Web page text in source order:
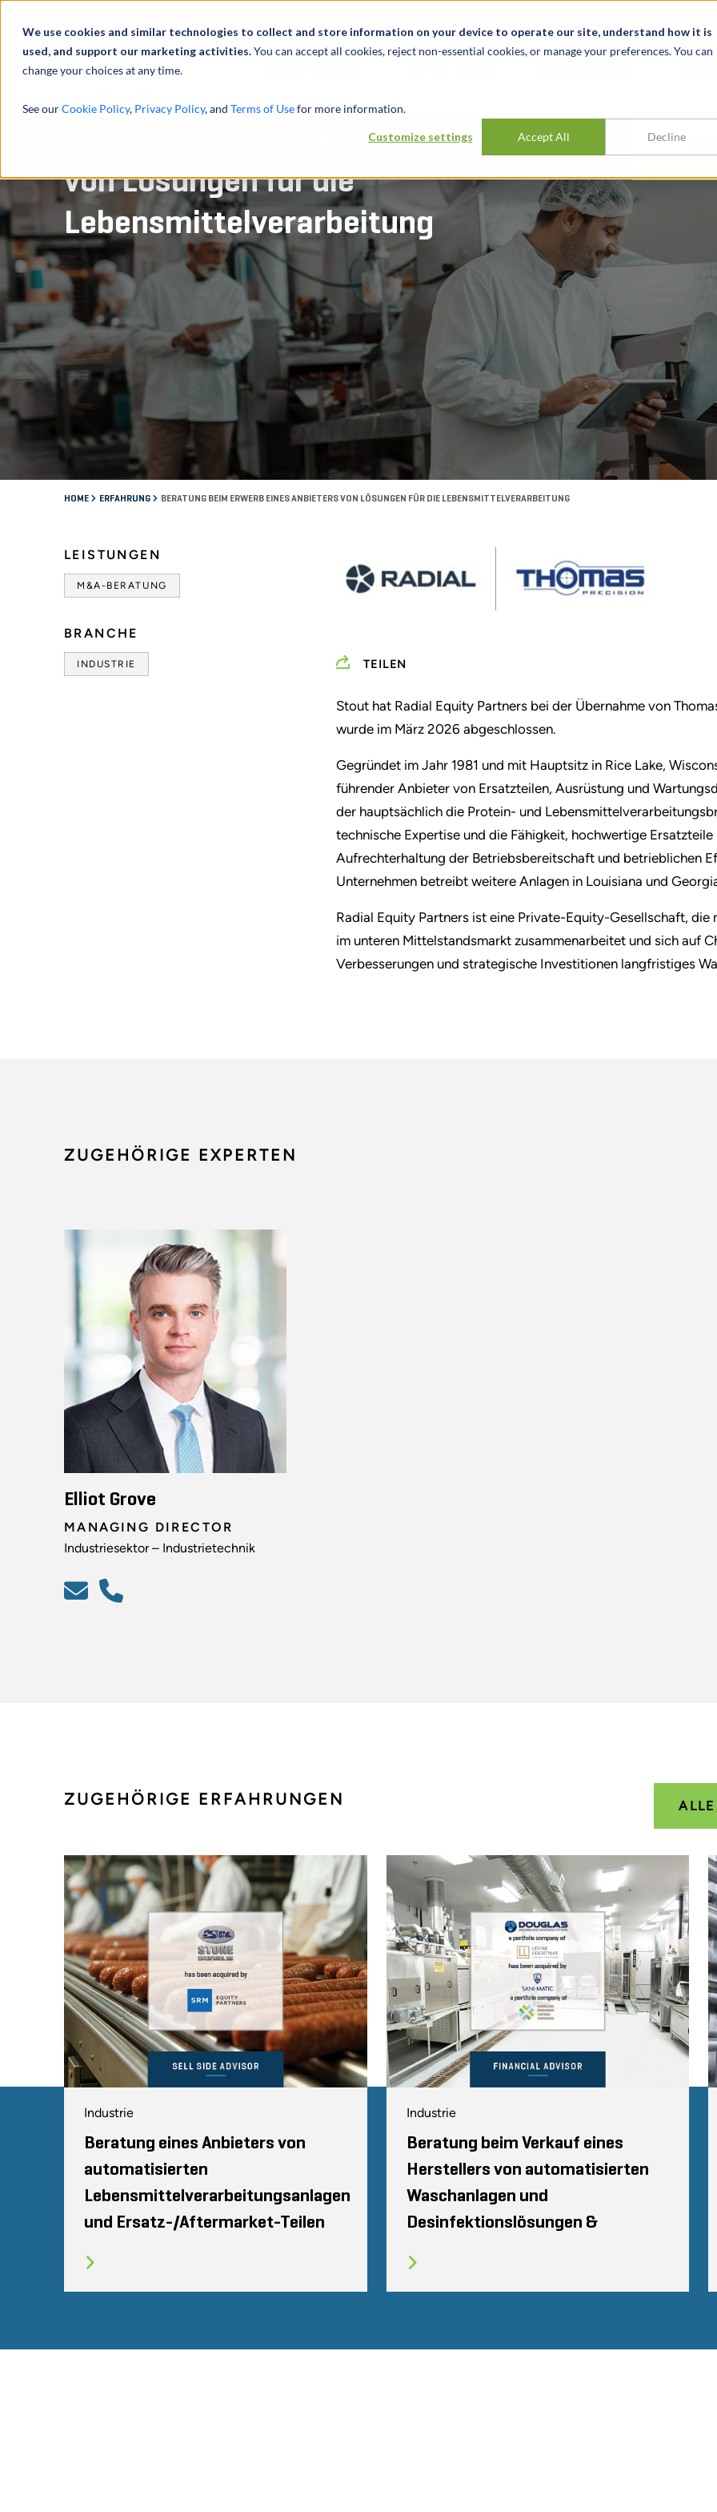
We use cookies and similar technologies to collect and store information on your device to operate our site, understand how it is
used, and support our marketing activities.You can accept all cookies, reject non-essential cookies, or manage your preferences. You can
change your choices at any time.
See ourCookie Policy, Privacy Policy, and Terms of Usefor more information.
Customize settings Accept All Decline
Beratung beim Erwerb eines Anbieters
von Lösungen für die
Lebensmittelverarbeitung
HOME ERFAHRUNG BERATUNG BEIM ERWERB EINES ANBIETERS VON LÖSUNGEN FÜR DIE LEBENSMITTELVERARBEITUNG
LEISTUNGEN
M&A-BERATUNG
BRANCHE
INDUSTRIE TEILEN
Stout hat Radial Equity Partners bei der Übernahme von
wurde im März 2026 abgeschlossen.
Gegründet im Jahr 1981 und mit Hauptsitz in Rice Lake,
führender Anbieter von Ersatzteilen, Ausrüstung und
der hauptsächlich die Protein- und
technische Expertise und die Fähigkeit, hochwertige
Aufrechterhaltung der Betriebsbereitschaft und betrieblichen
Unternehmen betreibt weitere Anlagen in Louisiana und
Radial Equity Partners ist eine Private-Equity-Gesellschaft,
im unteren Mittelstandsmarkt zusammenarbeitet und sich auf
Verbesserungen und strategische Investitionen langfristiges
ZUGEHÖRIGE EXPERTEN
Elliot Grove
MANAGING DIRECTOR
Industriesektor – Industrietechnik
ZUGEHÖRIGE ERFAHRUNGEN
Industrie
Beratung eines Anbieters von
automatisierten
Lebensmittelverarbeitungsanlagen
und Ersatz-/Aftermarket-Teilen
Industrie
Beratung beim Verkauf eines
Herstellers von automatisierten
Waschanlagen und
Desinfektionslösungen &